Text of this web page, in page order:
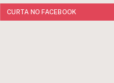
CURTA NO FACEBOOK